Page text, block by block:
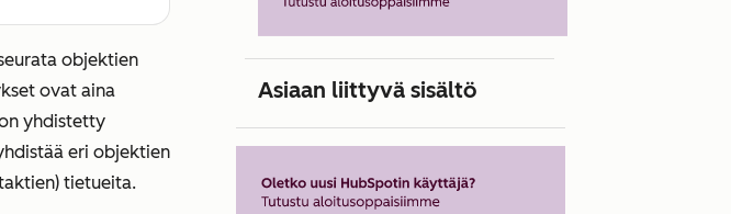
objektien
ovat aina
yhdistetty
eri objektien
tietueita.
Asiaan liittyvä sisältö